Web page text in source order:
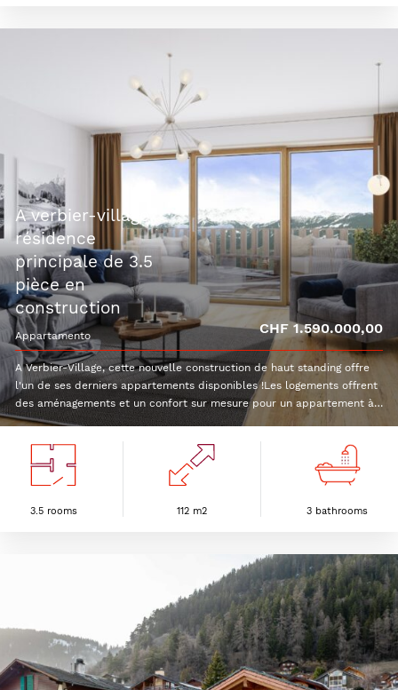
a verbier-village,
résidence
principale de 3.5
pièce en
construction
appartamento CHF 1.590.000,00
A Verbier-Village, cette nouvelle construction de haut standing offre
l'un de ses derniers appartements disponibles !Les logements offrent
des aménagements et un confort sur mesure pour un appartement à
votre image. Un style contemporain dominera la conception des
confortable. Ces lieux de vie haut de gamme ont été intelligemment
conçus pour optimiser les espaces et épouser au mieux les lignes du
que d'une grande luminosité naturelle grâce à une orientation au
matériaux laissés au choix du futur acquéreur. Ainsi personnalisés, les
logements assurent une qualité de vie optimale et une expérience
3.5 rooms 112 m2 3 bathrooms